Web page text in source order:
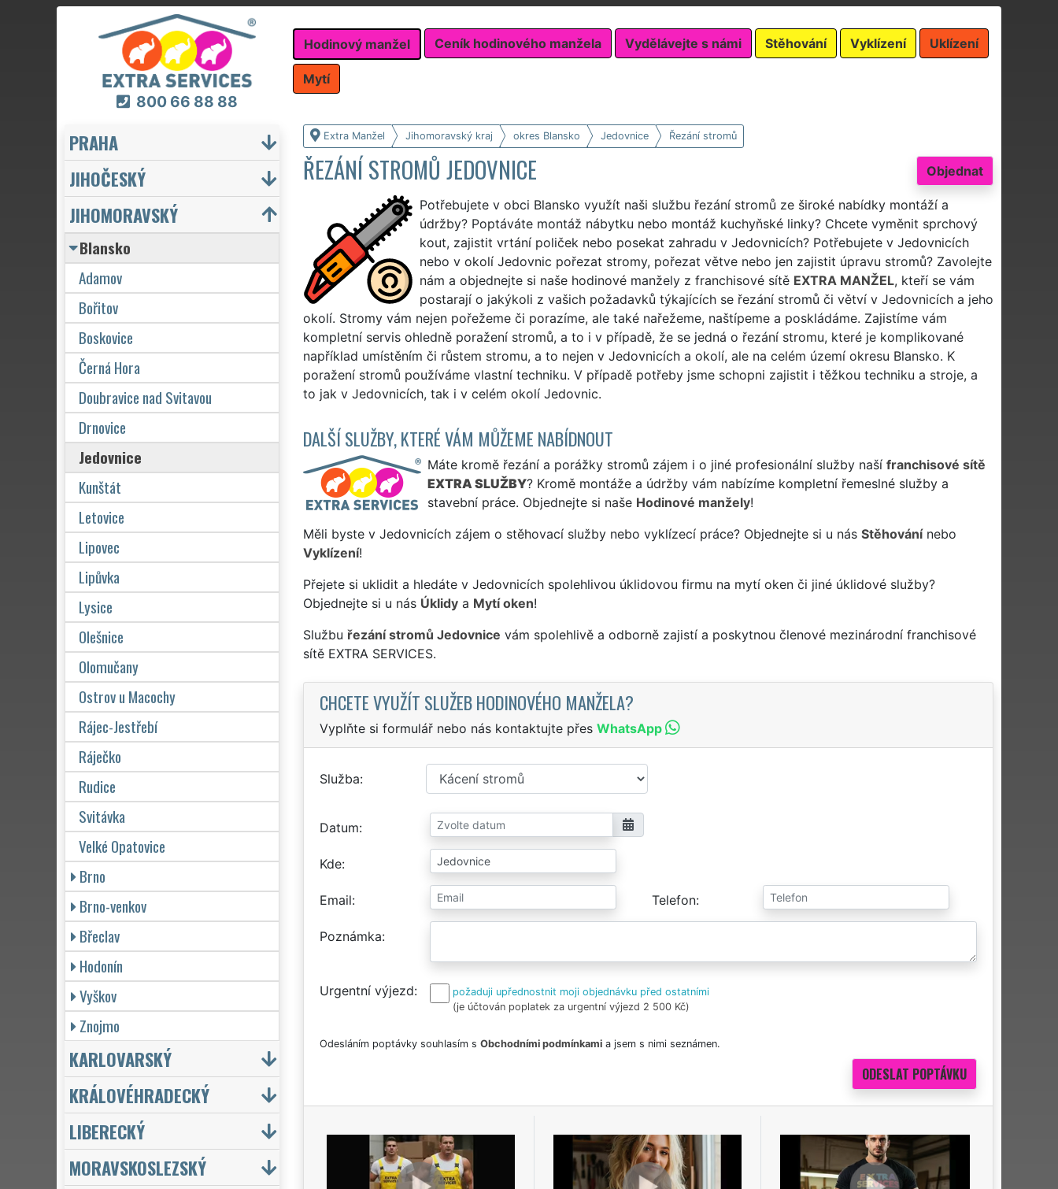
800 66 88 88
Hodinový manžel Ceník hodinového manžela Vydělávejte s námi Stěhování Vyklízení Uklízení
Mytí
Extra Manžel Jihomoravský kraj okres Blansko Jedovnice Řezání stromů
Objednat
ŘEZÁNÍ STROMŮ JEDOVNICE
Potřebujete v obci Blansko využít naši službu řezání stromů ze široké nabídky montáží a
údržby? Poptáváte montáž nábytku nebo montáž kuchyňské linky? Chcete vyměnit sprchový
kout, zajistit vrtání poliček nebo posekat zahradu v Jedovnicích? Potřebujete v Jedovnicích
nebo v okolí Jedovnic pořezat stromy, pořezat větve nebo jen zajistit úpravu stromů? Zavolejte
nám a objednejte si naše hodinové manžely z franchisové sítě EXTRA MANŽEL, kteří se vám
postarají o jakýkoli z vašich požadavků týkajících se řezání stromů či větví v Jedovnicích a jeho
okolí. Stromy vám nejen pořežeme či porazíme, ale také nařežeme, naštípeme a poskládáme. Zajistíme vám
kompletní servis ohledně poražení stromů, a to i v případě, že se jedná o řezání stromu, které je komplikované
například umístěním či růstem stromu, a to nejen v Jedovnicích a okolí, ale na celém území okresu Blansko. K
poražení stromů používáme vlastní techniku. V případě potřeby jsme schopni zajistit i těžkou techniku a stroje, a
to jak v Jedovnicích, tak i v celém okolí Jedovnic.
DALŠÍ SLUŽBY, KTERÉ VÁM MŮŽEME NABÍDNOUT
Máte kromě řezání a porážky stromů zájem i o jiné profesionální služby naší franchisové sítě
EXTRA SLUŽBY? Kromě montáže a údržby vám nabízíme kompletní řemeslné služby a
stavební práce. Objednejte si naše Hodinové manžely!
Měli byste v Jedovnicích zájem o stěhovací služby nebo vyklízecí práce? Objednejte si u nás Stěhovánínebo
Vyklízení!
Přejete si uklidit a hledáte v Jedovnicích spolehlivou úklidovou firmu na mytí oken či jiné úklidové služby?
Objednejte si u nás Úklidya Mytí oken!
Službu řezání stromů Jedovnice vám spolehlivě a odborně zajistí a poskytnou členové mezinárodní franchisové
sítě EXTRA SERVICES.
CHCETE VYUŽÍT SLUŽEB HODINOVÉHO MANŽELA?
Vyplňte si formulář nebo nás kontaktujte přes WhatsApp
Služba
Datum
Kde
Email Telefon
Poznámka
Urgentní výjezd
požaduji upřednostnit moji objednávku před ostatními
(je účtován poplatek za urgentní výjezd 2 500 Kč)
Odesláním poptávky souhlasím s Obchodními podmínkamia jsem s nimi seznámen.
PRAHA
JIHOČESKÝ
JIHOMORAVSKÝ
Blansko
Adamov
Bořitov
Boskovice
Černá Hora
Doubravice nad Svitavou
Drnovice
Jedovnice
Kunštát
Letovice
Lipovec
Lipůvka
Lysice
Olešnice
Olomučany
Ostrov u Macochy
Rájec-Jestřebí
Ráječko
Rudice
Svitávka
Velké Opatovice
Brno
Brno-venkov
Břeclav
Hodonín
Vyškov
Znojmo
KARLOVARSKÝ
KRÁLOVÉHRADECKÝ
LIBERECKÝ
MORAVSKOSLEZSKÝ